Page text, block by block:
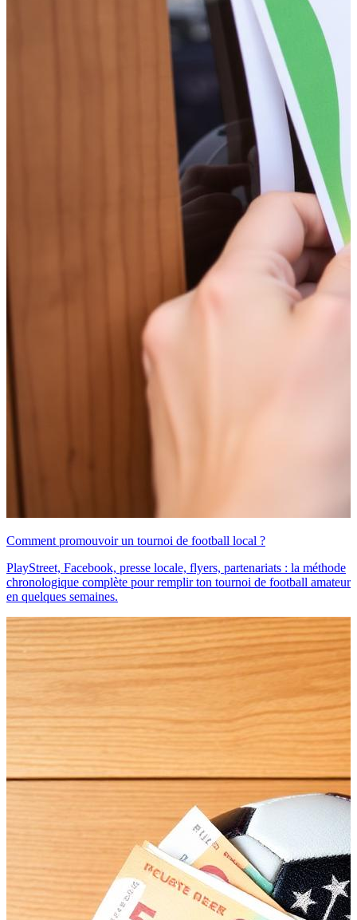
Comment promouvoir un tournoi de football local ?
PlayStreet, Facebook, presse locale, flyers, partenariats : la méthode
chronologique complète pour remplir ton tournoi de football amateur
en quelques semaines.